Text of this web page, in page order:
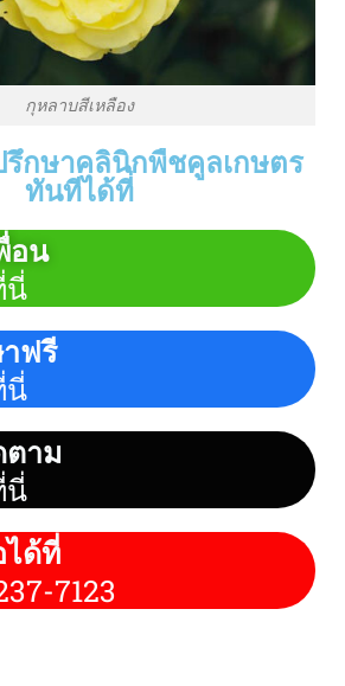
กุหลาบสีเหลือง
กษาคลินิกพืชคูลเกษตร
ทันทีได้ที่
อน
นี่
ฟรี
นี่
าม
นี่
ด้ที่
7123